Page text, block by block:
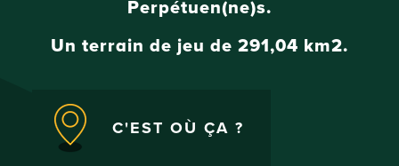
Perpétuen(ne)s.
Un terrain de jeu de 291,04 km2.
C'EST OÙ ÇA ?